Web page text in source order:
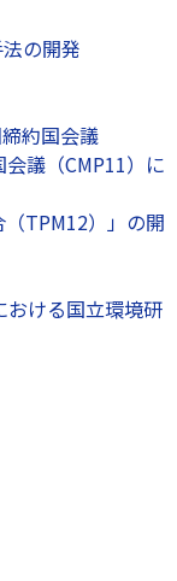
の開発
約国会議
会議（CMP11）に
（TPM12）」の開
ける国立環境研